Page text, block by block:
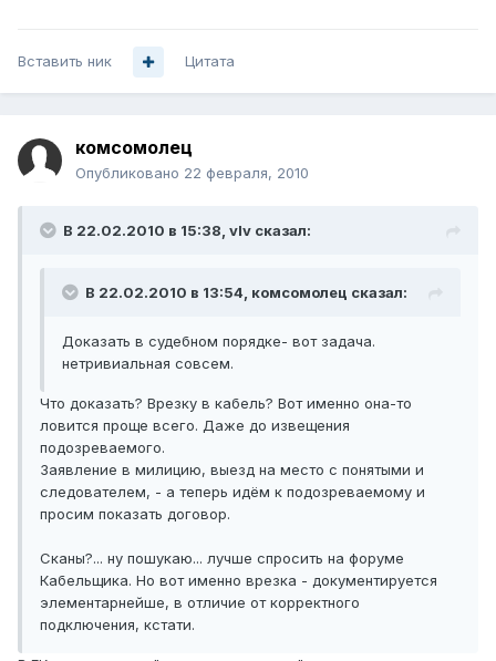
Вставить ник Цитата
комсомолец
Опубликовано 22 февраля, 2010
В 22.02.2010 в 15:38, vIv сказал:
В 22.02.2010 в 13:54, комсомолец сказал:
Доказать в судебном порядке- вот задача.
нетривиальная совсем.
Что доказать? Врезку в кабель? Вот именно она-то
ловится проще всего. Даже до извещения
подозреваемого.
Заявление в милицию, выезд на место с понятыми и
следователем, - а теперь идём к подозреваемому и
просим показать договор.
Сканы?... ну пошукаю... лучше спросить на форуме
Кабельщика. Но вот именно врезка - документируется
элементарнейше, в отличие от корректного
подключения, кстати.